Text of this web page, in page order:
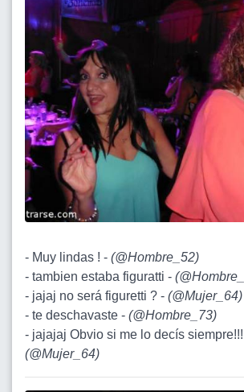
- Muy lindas ! - (@Hombre_52)
- tambien estaba figuratti - (
- jajaj no será figuretti ? - (@Mujer_64)
- te deschavaste - (@Hombre_73)
- jajajaj Obvio si me lo decís
(@Mujer_64)